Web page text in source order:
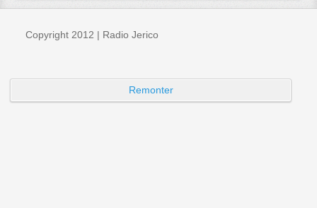
Copyright 2012 | Radio Jerico
Remonter